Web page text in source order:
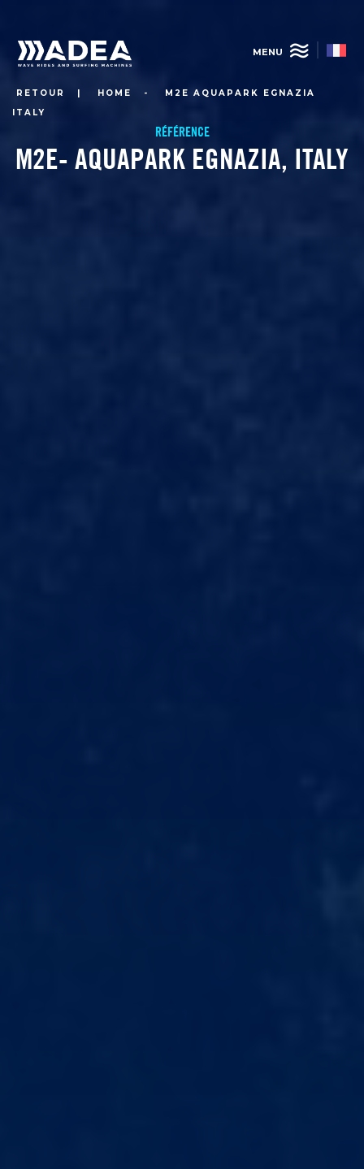
contenu
principal
MENU
RETOUR | HOME -
M2E AQUAPARK EGNAZIA
ITALY
RÉFÉRENCE
M2E- AQUAPARK EGNAZIA, ITALY